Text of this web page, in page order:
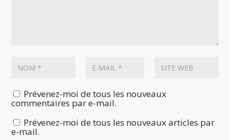
Prévenez-moi de tous les nouveaux
commentaires par e-mail.
Prévenez-moi de tous les nouveaux articles par
e-mail.